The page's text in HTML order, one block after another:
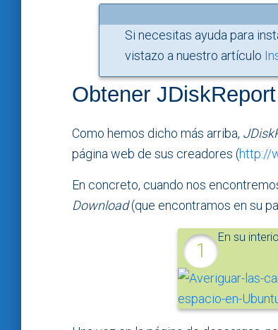
Si necesitas ayuda para
vistazo a nuestro artículo
Obtener JDiskReport
Como hemos dicho más arriba,
página web de sus creadores (http://
En concreto, cuando nos
Download(que encontramos en su
En su